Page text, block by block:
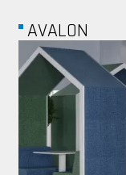
PROHOME